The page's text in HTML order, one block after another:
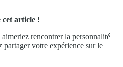
article !
rencontrer la personnalité
votre expérience sur le